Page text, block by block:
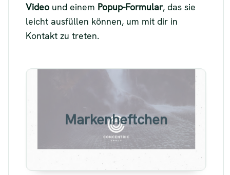
Video und einem Popup-Formular, das sie
leicht ausfüllen können, um mit dir in
Kontakt zu treten.
Markenheftchen
Markenbroschüre
Siehe